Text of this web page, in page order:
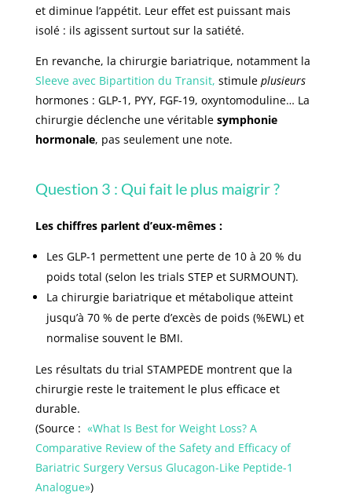
et diminue l’appétit. Leur effet est puissant mais
isolé : ils agissent surtout sur la satiété.
En revanche, la chirurgie bariatrique, notamment la
Sleeve avec Bipartition du Transit, stimule plusieurs
hormones : GLP-1, PYY, FGF-19, oxyntomoduline… La
chirurgie déclenche une véritable symphonie
hormonale, pas seulement une note.
Question 3 : Qui fait le plus maigrir ?
Les chiffres parlent d’eux-mêmes :
Les GLP-1 permettent une perte de 10 à 20 % du
poids total (selon les trials STEP et SURMOUNT).
La chirurgie bariatrique et métabolique atteint
jusqu’à 70 % de perte d’excès de poids (%EWL) et
normalise souvent le BMI.
Les résultats du trial STAMPEDE montrent que la
chirurgie reste le traitement le plus efficace et
durable.
(Source : «What Is Best for Weight Loss? A
Comparative Review of the Safety and Efficacy of
Bariatric Surgery Versus Glucagon-Like Peptide-1
Analogue»)